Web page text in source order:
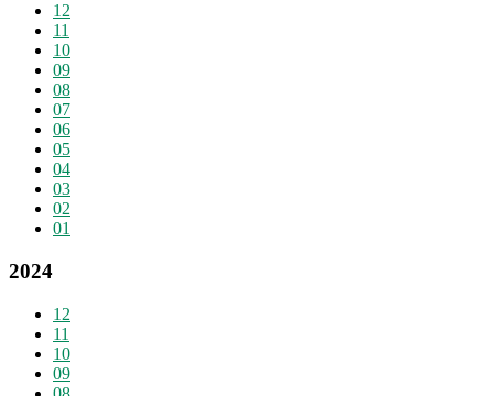
12
11
10
09
08
07
06
05
04
03
02
01
2024
12
11
10
09